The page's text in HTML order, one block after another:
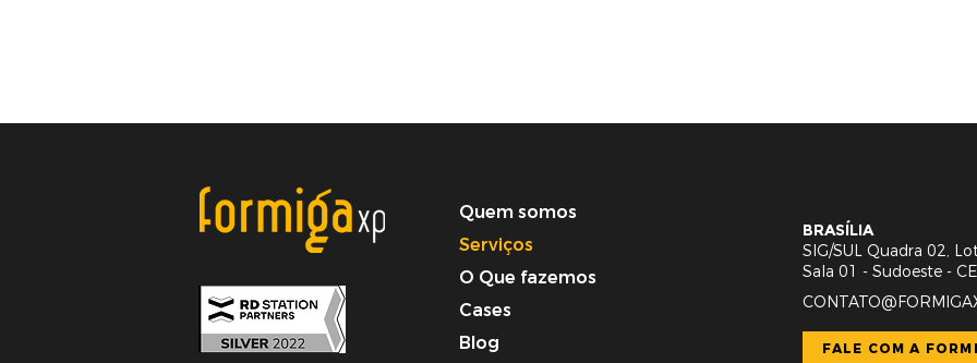
Quem somos
Serviços
O Que fazemos
Cases
Blog
BRASÍLIA
SIG/SUL Quadra 02,
Sala 01 - Sudoeste -
FALE COM A